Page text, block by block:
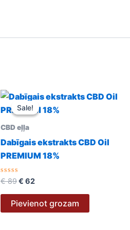
Sale!
Sale!
CBD eļļa
Dabīgais ekstrakts CBD Oil
PREMIUM 18%
Novērtēts
0
€89
Original
price
was:
€ 62
Current
price
is:
Pievienot grozam